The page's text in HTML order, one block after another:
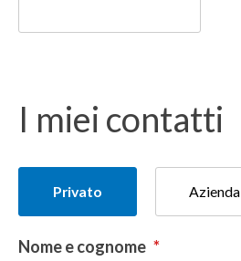
I miei contatti
donatore
Privato Azienda
Nome e cognome *